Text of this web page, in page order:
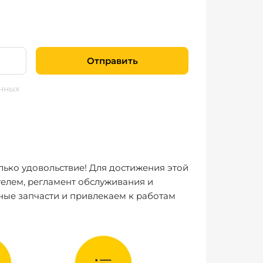
Отправить
удовольствие! Для достижения этой
регламент обслуживания и
запчасти и привлекаем к работам